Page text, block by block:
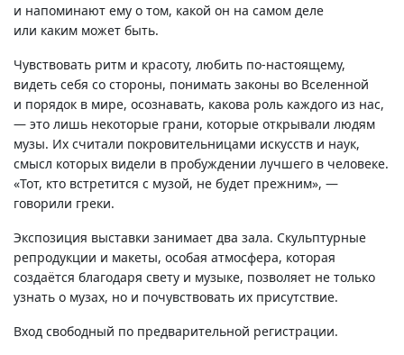
и напоминают ему о том, какой он на самом деле
или каким может быть.
Чувствовать ритм и красоту, любить по-настоящему,
видеть себя со стороны, понимать законы во Вселенной
и порядок в мире, осознавать, какова роль каждого из нас,
— это лишь некоторые грани, которые открывали людям
музы. Их считали покровительницами искусств и наук,
смысл которых видели в пробуждении лучшего в человеке.
«Тот, кто встретится с музой, не будет прежним», —
говорили греки.
Экспозиция выставки занимает два зала. Скульптурные
репродукции и макеты, особая атмосфера, которая
создаётся благодаря свету и музыке, позволяет не только
узнать о музах, но и почувствовать их присутствие.
Вход свободный по предварительной регистрации.